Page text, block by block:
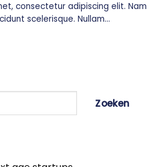
Zoeken
consectetur adipiscing elit. Nam
scelerisque. Nullam...